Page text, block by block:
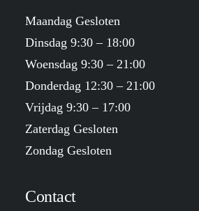
Maandag Gesloten
Dinsdag 9:30 – 18:00
Woensdag 9:30 – 21:00
Donderdag 12:30 – 21:00
Vrijdag 9:30 – 17:00
Zaterdag Gesloten
Zondag Gesloten
Contact